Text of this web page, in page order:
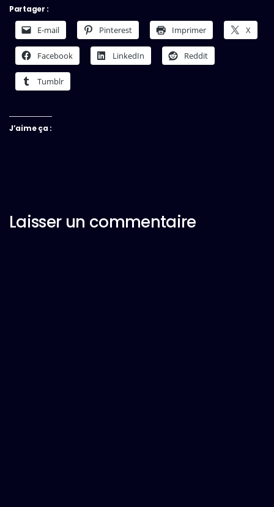
Partager :
E-mail Pinterest Imprimer X
Facebook LinkedIn Reddit
Tumblr
J’aime ça :
Laisser un commentaire